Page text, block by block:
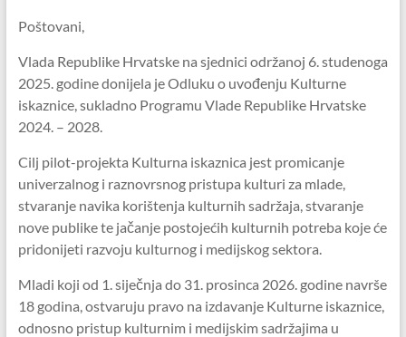
Poštovani,
Vlada Republike Hrvatske na sjednici održanoj 6. studenoga
2025. godine donijela je Odluku o uvođenju Kulturne
iskaznice, sukladno Programu Vlade Republike Hrvatske
2024. – 2028.
Cilj pilot-projekta Kulturna iskaznica jest promicanje
univerzalnog i raznovrsnog pristupa kulturi za mlade,
stvaranje navika korištenja kulturnih sadržaja, stvaranje
nove publike te jačanje postojećih kulturnih potreba koje će
pridonijeti razvoju kulturnog i medijskog sektora.
Mladi koji od 1. siječnja do 31. prosinca 2026. godine navrše
18 godina, ostvaruju pravo na izdavanje Kulturne iskaznice,
odnosno pristup kulturnim i medijskim sadržajima u